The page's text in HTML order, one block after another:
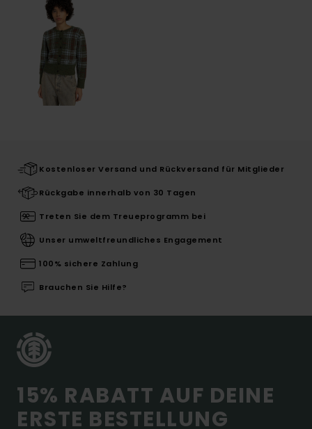
Kostenloser Versand und Rückversand für Mitglieder
Rückgabe innerhalb von 30 Tagen
Treten Sie dem Treueprogramm bei
Unser umweltfreundliches Engagement
100% sichere Zahlung
Brauchen Sie Hilfe?
15% RABATT AUF DEINE
ERSTE BESTELLUNG